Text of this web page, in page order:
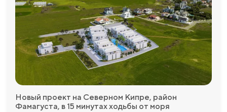
Новый проект на Северном Кипре, район
Фамагуста, в 15 минутах ходьбы от моря